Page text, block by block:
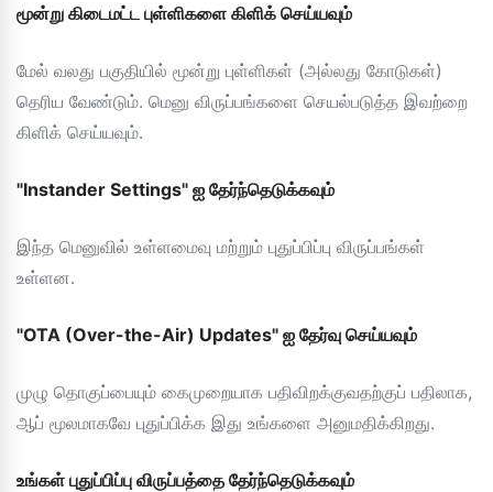
மூன்று கிடைமட்ட புள்ளிகளை கிளிக் செய்யவும்
மேல் வலது பகுதியில் மூன்று புள்ளிகள் (அல்லது கோடுகள்)
தெரிய வேண்டும். மெனு விருப்பங்களை செயல்படுத்த இவற்றை
கிளிக் செய்யவும்.
"Instander Settings" ஐ தேர்ந்தெடுக்கவும்
இந்த மெனுவில் உள்ளமைவு மற்றும் புதுப்பிப்பு விருப்பங்கள்
உள்ளன.
"OTA (Over-the-Air) Updates" ஐ தேர்வு செய்யவும்
முழு தொகுப்பையும் கைமுறையாக பதிவிறக்குவதற்குப் பதிலாக,
ஆப் மூலமாகவே புதுப்பிக்க இது உங்களை அனுமதிக்கிறது.
உங்கள் புதுப்பிப்பு விருப்பத்தை தேர்ந்தெடுக்கவும்